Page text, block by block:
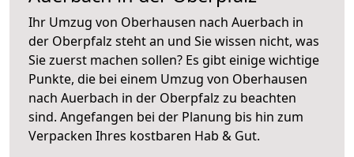
Ihr Umzug von Oberhausen nach Auerbach in
der Oberpfalz steht an und Sie wissen nicht, was
Sie zuerst machen sollen? Es gibt einige wichtige
Punkte, die bei einem Umzug von Oberhausen
nach Auerbach in der Oberpfalz zu beachten
sind. Angefangen bei der Planung bis hin zum
Verpacken Ihres kostbaren Hab & Gut.